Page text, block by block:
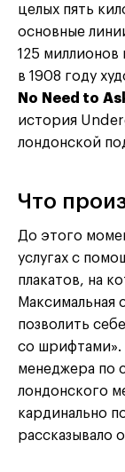
целых пять
основные
125
в 1908 году
No Need to
история
лондонской
Что
До этого
услугах с
плакатов, на
Максимальная
позволить
со шрифтами».
менеджера по
лондонского
кардинально
рассказывало